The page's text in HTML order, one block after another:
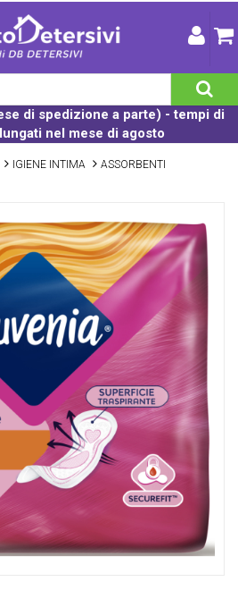
di spedizione a parte) - tempi di
nel mese di agosto
IGIENE INTIMA ASSORBENTI